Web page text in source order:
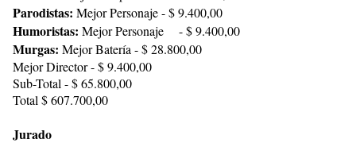
Parodistas: Mejor Personaje - $ 9.400,00
Humoristas: Mejor Personaje - $ 9.400,00
Murgas: Mejor Batería - $ 28.800,00
Mejor Director - $ 9.400,00
Sub-Total - $ 65.800,00
Total $ 607.700,00
Jurado